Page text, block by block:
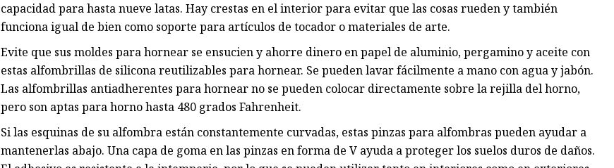
capacidad para hasta nueve latas. Hay crestas en el interior para evitar que las cosas rueden y también
funciona igual de bien como soporte para artículos de tocador o materiales de arte.
Evite que sus moldes para hornear se ensucien y ahorre dinero en papel de aluminio, pergamino y aceite con
estas alfombrillas de silicona reutilizables para hornear. Se pueden lavar fácilmente a mano con agua y jabón.
Las alfombrillas antiadherentes para hornear no se pueden colocar directamente sobre la rejilla del horno,
pero son aptas para horno hasta 480 grados Fahrenheit.
Si las esquinas de su alfombra están constantemente curvadas, estas pinzas para alfombras pueden ayudar a
mantenerlas abajo. Una capa de goma en las pinzas en forma de V ayuda a proteger los suelos duros de daños.